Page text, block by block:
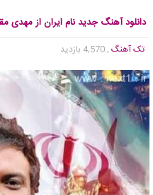
دانلود آهنگ جدید نام ایران از مهدی
تک آهنگ , 4,570 بازدید